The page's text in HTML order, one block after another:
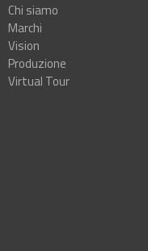
Chi siamo
Marchi
Vision
Produzione
Virtual Tour